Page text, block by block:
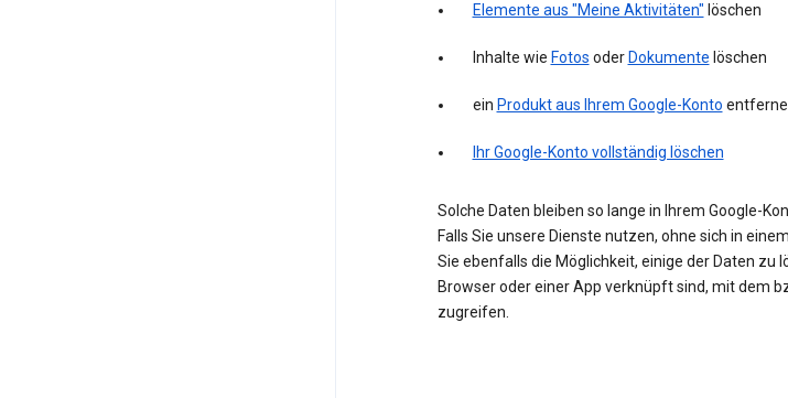
Elemente aus "Meine Aktivitäten" löschen
Inhalte wie Fotos oder Dokumente löschen
ein Produkt aus Ihrem Google-Konto
Ihr Google-Konto vollständig löschen
Solche Daten bleiben so lange in Ihrem Google-
Falls Sie unsere Dienste nutzen, ohne sich in
Sie ebenfalls die Möglichkeit, einige der Daten zu
Browser oder einer App verknüpft sind, mit dem
zugreifen.